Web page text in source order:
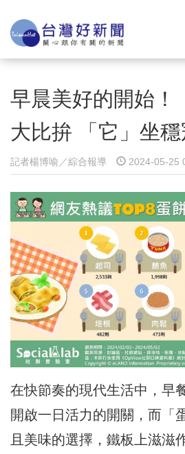
早晨美好的開始
大比拚 「它」坐穩
記者楊博喻／綜合報導 2024-05-25
在快節奏的現代生活中，早
開啟一日活力的開關，而「
且美味的選擇，鐵板上滋滋